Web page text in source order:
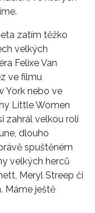
zatím těžko
velkých
Felixe Van
ve filmu
York nebo ve
Little Women
zahrál velkou roli
dlouho
spuštěném
velkých herců
Meryl Streep či
Máme ještě